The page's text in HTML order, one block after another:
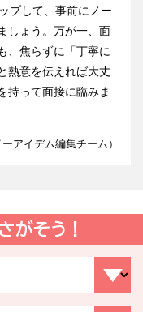
プして、事前にノー
しょう。万が一、面
、焦らずに「丁寧に
熱意を伝えれば大丈
持って面接に臨みま
ーアイデム編集チーム）
がそう！